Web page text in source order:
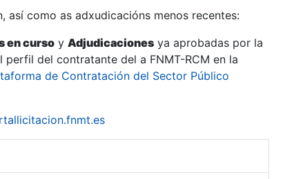
como as adxudicacións menos recentes:
en curso y Adjudicaciones ya aprobadas por la
del contratante del a FNMT-RCM en la
de Contratación del Sector Público